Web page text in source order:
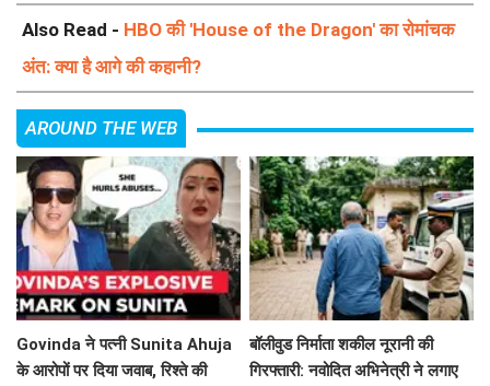
Also Read - HBO की 'House of the Dragon' का रोमांचक
अंत: क्या है आगे की कहानी?
AROUND THE WEB
Govinda ने पत्नी Sunita Ahuja
के आरोपों पर दिया जवाब, रिश्ते की
बॉलीवुड निर्माता शकील नूरानी की
गिरफ्तारी: नवोदित अभिनेत्री ने लगाए